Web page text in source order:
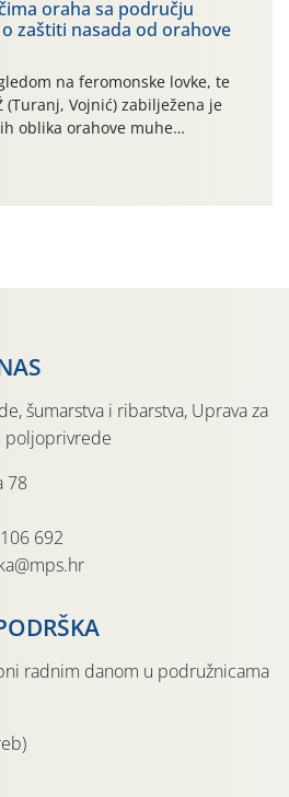
udar”, koji naročito
(31.7.-05.8.), jer najviše
[…]
oraha sa području
zaštiti nasada od orahove
na feromonske lovke, te
(Turanj, Vojnić) zabilježena je
oblika orahove muhe
brojnost može se objasniti
mladim nasadima s vrlo malim
šumarstva i ribarstva, Uprava za
poljoprivrede
78
692
radnim danom u podružnicama